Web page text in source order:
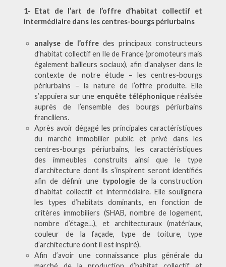
1- Etat de l’art de l’offre d’habitat collectif et
intermédiaire dans les centres-bourgs périurbains
analyse de l’offre des principaux constructeurs
d’habitat collectif en Ile de France (promoteurs mais
également bailleurs sociaux), afin d’analyser dans le
contexte de notre étude – les centres-bourgs
périurbains – la nature de l’offre produite. Elle
s’appuiera sur une enquête téléphoniqueréalisée
auprès de l’ensemble des bourgs périurbains
franciliens.
Après avoir dégagé les principales caractéristiques
du marché immobilier public et privé dans les
centres-bourgs périurbains, les caractéristiques
des immeubles construits ainsi que le type
d’architecture dont ils s’inspirent seront identifiés
afin de définir une typologie de la construction
d’habitat collectif et intermédiaire. Elle soulignera
les types d’habitats dominants, en fonction de
critères immobiliers (SHAB, nombre de logement,
nombre d’étage…), et architecturaux (matériaux,
couleur de la façade, type de toiture, type
d’architecture dont il est inspiré).
Afin d’avoir une connaissance plus générale du